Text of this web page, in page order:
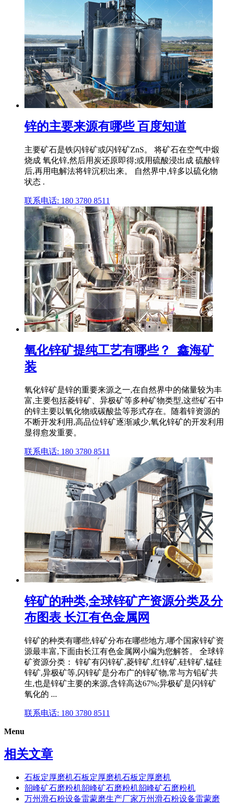
锌的主要来源有哪些 百度知道
主要矿石是铁闪锌矿或闪锌矿ZnS。 将矿石在空气中煅
烧成 氧化锌,然后用炭还原即得;或用硫酸浸出成 硫酸锌
后,再用电解法将锌沉积出来。 自然界中,锌多以硫化物
状态 .
联系电话: 180 3780 8511
氧化锌矿提纯工艺有哪些？_鑫海矿
装
氧化锌矿是锌的重要来源之一,在自然界中的储量较为丰
富,主要包括菱锌矿、异极矿等多种矿物类型,这些矿石中
的锌主要以氧化物或碳酸盐等形式存在。随着锌资源的
不断开发利用,高品位锌矿逐渐减少,氧化锌矿的开发利用
显得愈发重要。
联系电话: 180 3780 8511
锌矿的种类,全球锌矿产资源分类及分
布图表 长江有色金属网
锌矿的种类有哪些,锌矿分布在哪些地方,哪个国家锌矿资
源最丰富,下面由长江有色金属网小编为您解答。 全球锌
矿资源分类： 锌矿有闪锌矿,菱锌矿,红锌矿,硅锌矿,锰硅
锌矿,异极矿等,闪锌矿是分布广的锌矿物,常与方铅矿共
生,也是锌矿主要的来源,含锌高达67%;异极矿是闪锌矿
氧化的 ...
联系电话: 180 3780 8511
Menu
相关文章
石板定厚磨机石板定厚磨机石板定厚磨机
韶峰矿石磨粉机韶峰矿石磨粉机韶峰矿石磨粉机
万州滑石粉设备雷蒙磨生产厂家万州滑石粉设备雷蒙磨